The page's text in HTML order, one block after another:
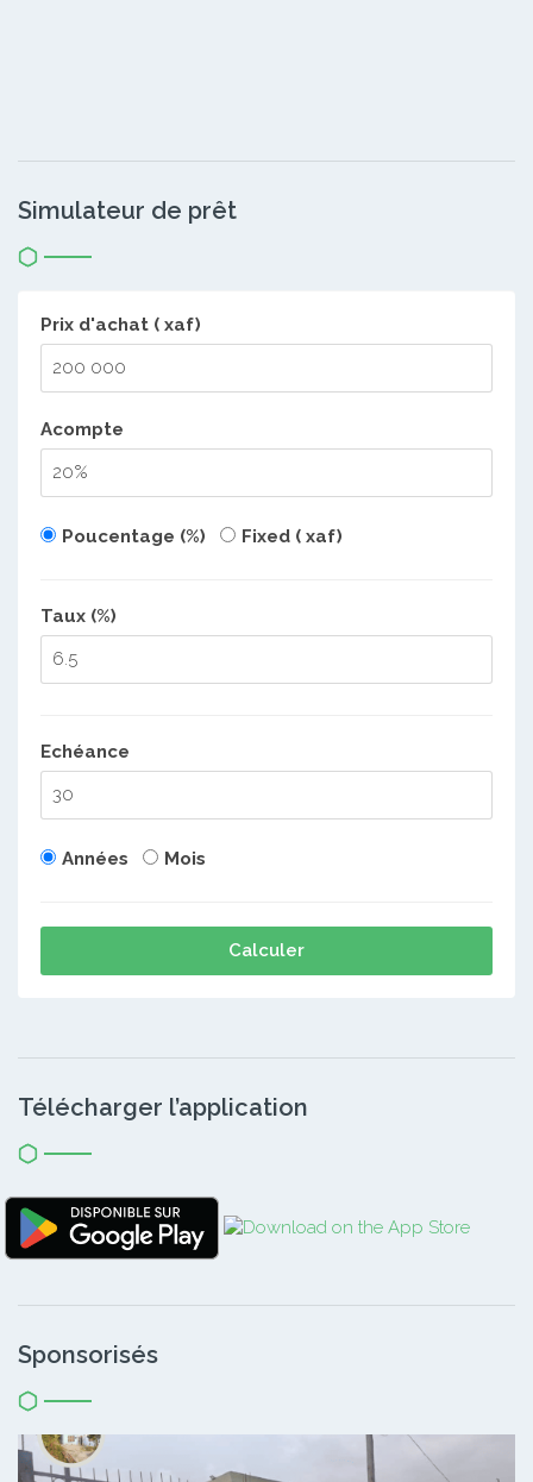
Simulateur de prêt
Prix d'achat ( xaf)
Acompte
Poucentage (%) Fixed ( xaf)
Taux (%)
Echéance
Années Mois
Calculer
Télécharger l’application
Sponsorisés